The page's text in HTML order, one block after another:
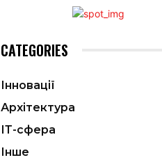
CATEGORIES
Інновації
Архітектура
ІТ-сфера
Інше